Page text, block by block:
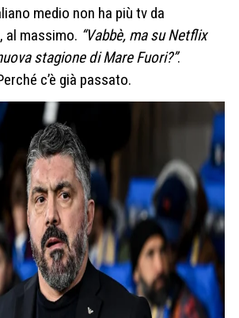
medio non ha più tv da
al massimo. “Vabbè, ma su Netflix
stagione di Mare Fuori?”.
c’è già passato.